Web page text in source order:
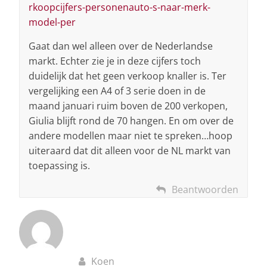
rkoopcijfers-personenauto-s-naar-merk-
model-per
Gaat dan wel alleen over de Nederlandse
markt. Echter zie je in deze cijfers toch
duidelijk dat het geen verkoop knaller is. Ter
vergelijking een A4 of 3 serie doen in de
maand januari ruim boven de 200 verkopen,
Giulia blijft rond de 70 hangen. En om over de
andere modellen maar niet te spreken…hoop
uiteraard dat dit alleen voor de NL markt van
toepassing is.
Beantwoorden
Koen